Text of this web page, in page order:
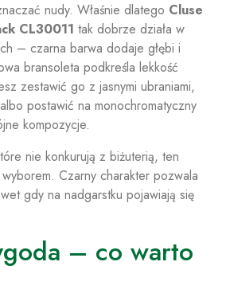
nudy. Właśnie dlatego Cluse
CL30011 tak dobrze działa w
– czarna barwa dodaje głębi i
bransoleta podkreśla lekkość
zestawić go z jasnymi ubraniami,
postawić na monochromatyczny
kompozycje.
nie konkurują z biżuterią, ten
Czarny charakter pozwala
gdy na nadgarstku pojawiają się
– co warto